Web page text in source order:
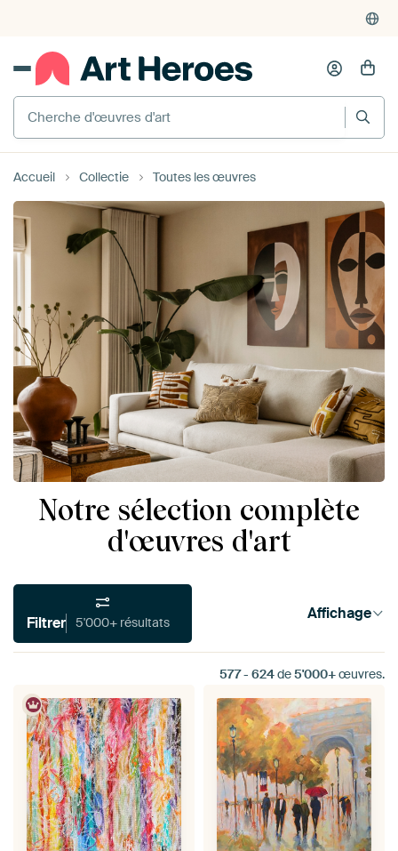
375'000+ murs vides remplis
Cherche d'œuvres d'art
Accueil Collectie Toutes les œuvres
Notre sélection complète
d'œuvres d'art
Filtrer 5'000+ résultats Affichage
577- 624de5'000+œuvres.